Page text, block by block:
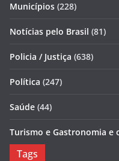
Municípios (228)
Notícias pelo Brasil (81)
Policia / Justiça (638)
Política (247)
Saúde (44)
Turismo e Gastronomia e
Tags